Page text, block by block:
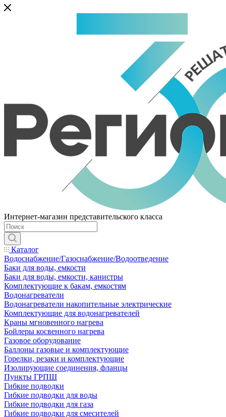
Интернет-магазин представительского класса
Каталог
Водоснабжение/Газоснабжение/Водоотведение
Баки для воды, емкости
Баки для воды, емкости, канистры
Комплектующие к бакам, емкостям
Водонагреватели
Водонагреватели накопительные электрические
Комплектующие для водонагревателей
Краны мгновенного нагрева
Бойлеры косвенного нагрева
Газовое оборудование
Баллоны газовые и комплектующие
Горелки, резаки и комплектующие
Изолирующие соединения, фланцы
Пункты ГРПШ
Гибкие подводки
Гибкие подводки для воды
Гибкие подводки для газа
Гибкие подводки для смесителей